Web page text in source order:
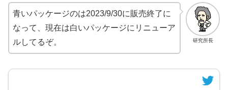
研究所長
青いパッケージのは2023/9/30に販売終了に
なって、現在は白いパッケージにリニューア
ルしてるぞ。